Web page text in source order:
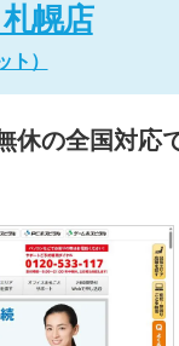
幌店
ト）
休の全国対応